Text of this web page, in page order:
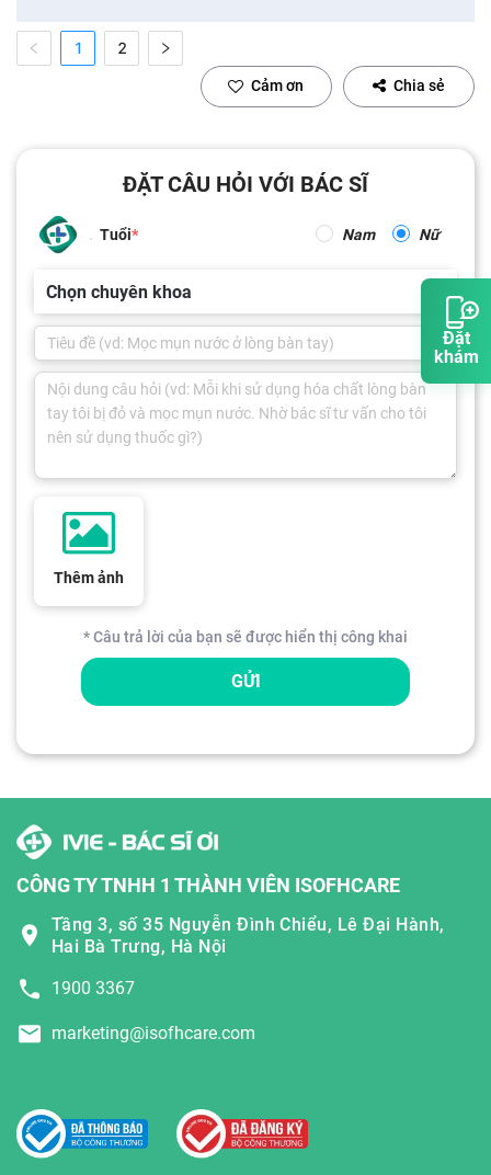
Đặt
khám
1 2
Cảm ơn Chia sẻ
ĐẶT CÂU HỎI VỚI BÁC SĨ
Tuổi Nam Nữ
Chọn chuyên khoa
Thêm ảnh
* Câu trả lời của bạn sẽ được hiển thị công khai
GỬI
CÔNG TY TNHH 1 THÀNH VIÊN ISOFHCARE
Tầng 3, số 35 Nguyễn Đình Chiểu, Lê Đại Hành,
Hai Bà Trưng, Hà Nội
1900 3367
marketing@isofhcare.com